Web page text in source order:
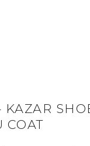
COAT